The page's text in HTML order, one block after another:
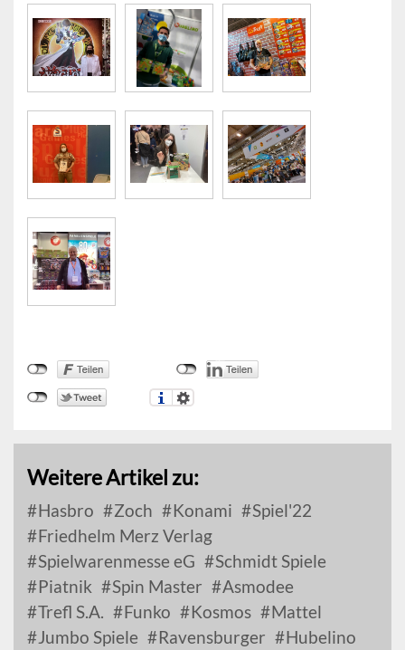
Weitere Artikel zu:
Hasbro Zoch Konami
Spiel'22
Friedhelm Merz Verlag
Spielwarenmesse eG
Schmidt Spiele
Piatnik
Spin Master
Asmodee
Trefl S.A.
Funko Kosmos
Mattel
Jumbo Spiele
Ravensburger
Hubelino